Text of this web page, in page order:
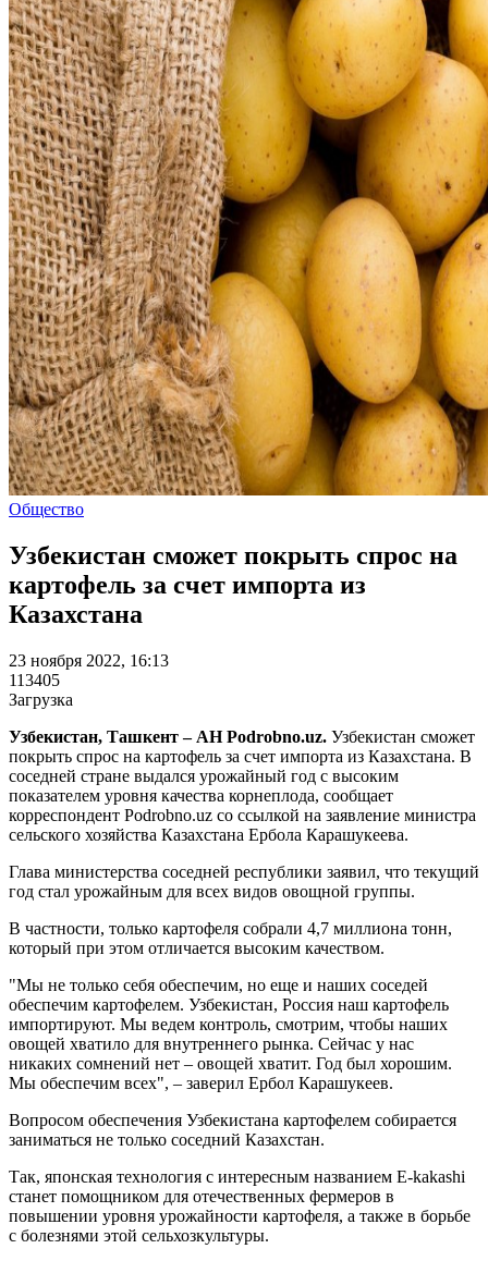
Общество
Узбекистан сможет покрыть спрос на
картофель за счет импорта из
Казахстана
23 ноября 2022, 16:13
113405
Загрузка
Узбекистан, Ташкент – АН Podrobno.uz. Узбекистан сможет
покрыть спрос на картофель за счет импорта из Казахстана. В
соседней стране выдался урожайный год с высоким
показателем уровня качества корнеплода, сообщает
корреспондент Podrobno.uz со ссылкой на заявление министра
сельского хозяйства Казахстана Ербола Карашукеева.
Глава министерства соседней республики заявил, что текущий
год стал урожайным для всех видов овощной группы.
В частности, только картофеля собрали 4,7 миллиона тонн,
который при этом отличается высоким качеством.
"Мы не только себя обеспечим, но еще и наших соседей
обеспечим картофелем. Узбекистан, Россия наш картофель
импортируют. Мы ведем контроль, смотрим, чтобы наших
овощей хватило для внутреннего рынка. Сейчас у нас
никаких сомнений нет – овощей хватит. Год был хорошим.
Мы обеспечим всех", – заверил Ербол Карашукеев.
Вопросом обеспечения Узбекистана картофелем собирается
заниматься не только соседний Казахстан.
Так, японская технология с интересным названием Е-kakashi
станет помощником для отечественных фермеров в
повышении уровня урожайности картофеля, а также в борьбе
с болезнями этой сельхозкультуры.